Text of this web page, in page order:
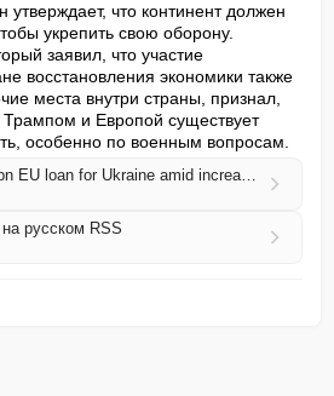
утверждает, что континент должен
укрепить свою оборону.
заявил, что участие
восстановления экономики также
места внутри страны, признал,
и Европой существует
особенно по военным вопросам.
Starmer lauds £78bn EU loan for Ukraine amid increased Trump tensions
русском RSS